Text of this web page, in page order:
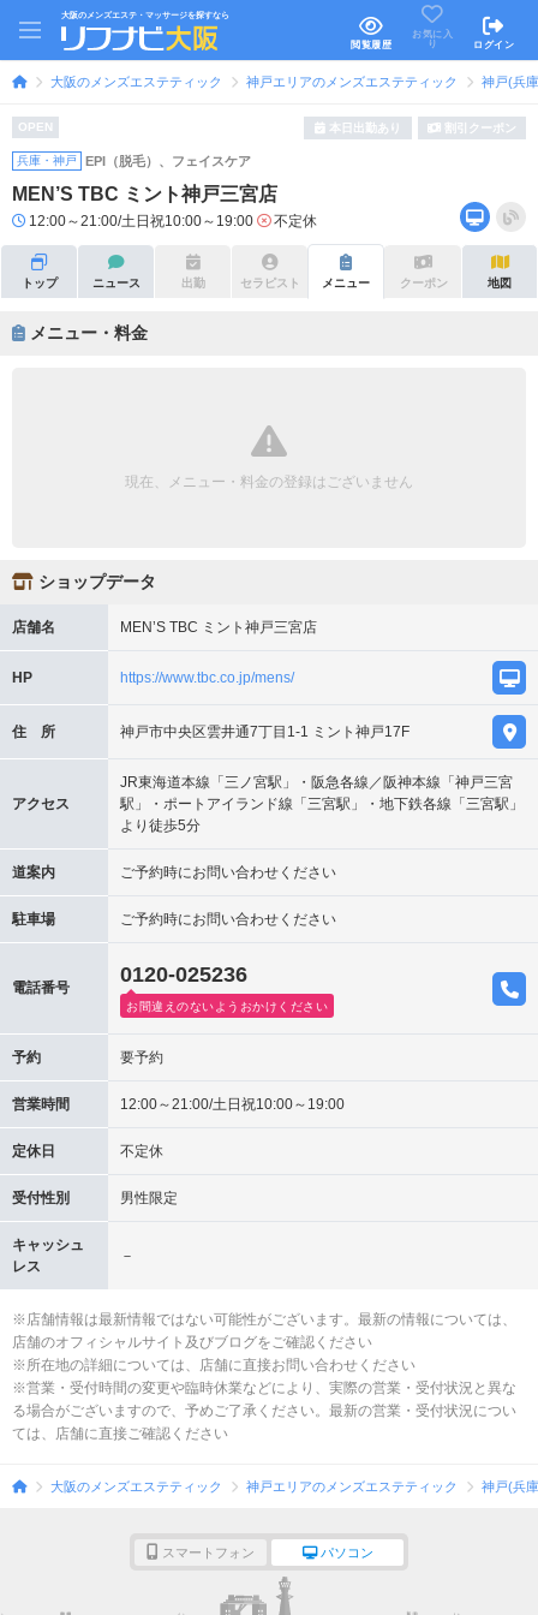
大阪のメンズエステ・マッサージを探すなら
閲覧履歴
お気に入
り
ログイン
大阪のメンズエステティック 神戸エリアのメンズエステティック 神戸(兵
OPEN 本日出勤あり 割引クーポン
兵庫・神戸 EPI（脱毛）、フェイスケア
MEN’S TBC ミント神戸三宮店
12:00～21:00/土日祝10:00～19:00 不定休
トップ ニュース 出勤 セラピスト メニュー クーポン 地図
メニュー・料金
現在、メニュー・料金の登録はございません
ショップデータ
店舗名 MEN’S TBC ミント神戸三宮店
HP https://www.tbc.co.jp/mens/
住 所 神戸市中央区雲井通7丁目1-1 ミント神戸17F
アクセス
JR東海道本線「三ノ宮駅」・阪急各線／阪神本線「神戸三宮
駅」・ポートアイランド線「三宮駅」・地下鉄各線「三宮駅」
より徒歩5分
道案内 ご予約時にお問い合わせください
駐車場 ご予約時にお問い合わせください
電話番号
0120-025236
お間違えのないようおかけください
予約 要予約
営業時間 12:00～21:00/土日祝10:00～19:00
定休日 不定休
受付性別 男性限定
キャッシュ
レス
－
※店舗情報は最新情報ではない可能性がございます。最新の情報については、
店舗のオフィシャルサイト及びブログをご確認ください
※所在地の詳細については、店舗に直接お問い合わせください
※営業・受付時間の変更や臨時休業などにより、実際の営業・受付状況と異な
る場合がございますので、予めご了承ください。最新の営業・受付状況につい
ては、店舗に直接ご確認ください
大阪のメンズエステティック 神戸エリアのメンズエステティック 神戸(兵
スマートフォン パソコン